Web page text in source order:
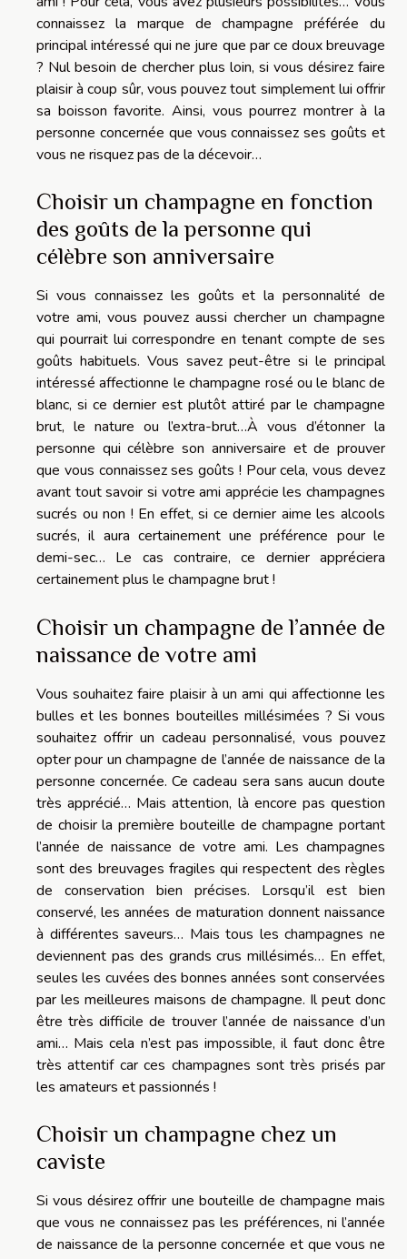
connaissez la marque de champagne préférée du
principal intéressé qui ne jure que par ce doux breuvage
? Nul besoin de chercher plus loin, si vous désirez faire
plaisir à coup sûr, vous pouvez tout simplement lui offrir
sa boisson favorite. Ainsi, vous pourrez montrer à la
personne concernée que vous connaissez ses goûts et
vous ne risquez pas de la décevoir…
Choisir un champagne en fonction
des goûts de la personne qui
célèbre son anniversaire
Si vous connaissez les goûts et la personnalité de
votre ami, vous pouvez aussi chercher un champagne
qui pourrait lui correspondre en tenant compte de ses
goûts habituels. Vous savez peut-être si le principal
intéressé affectionne le champagne rosé ou le blanc de
blanc, si ce dernier est plutôt attiré par le champagne
brut, le nature ou l’extra-brut…À vous d’étonner la
personne qui célèbre son anniversaire et de prouver
que vous connaissez ses goûts ! Pour cela, vous devez
avant tout savoir si votre ami apprécie les champagnes
sucrés ou non ! En effet, si ce dernier aime les alcools
sucrés, il aura certainement une préférence pour le
demi-sec… Le cas contraire, ce dernier appréciera
certainement plus le champagne brut !
Choisir un champagne de l’année de
naissance de votre ami
Vous souhaitez faire plaisir à un ami qui affectionne les
bulles et les bonnes bouteilles millésimées ? Si vous
souhaitez offrir un cadeau personnalisé, vous pouvez
opter pour un champagne de l’année de naissance de la
personne concernée. Ce cadeau sera sans aucun doute
très apprécié… Mais attention, là encore pas question
de choisir la première bouteille de champagne portant
l’année de naissance de votre ami. Les champagnes
sont des breuvages fragiles qui respectent des règles
de conservation bien précises. Lorsqu’il est bien
conservé, les années de maturation donnent naissance
à différentes saveurs… Mais tous les champagnes ne
deviennent pas des grands crus millésimés… En effet,
seules les cuvées des bonnes années sont conservées
par les meilleures maisons de champagne. Il peut donc
être très difficile de trouver l’année de naissance d’un
ami… Mais cela n’est pas impossible, il faut donc être
très attentif car ces champagnes sont très prisés par
les amateurs et passionnés !
Choisir un champagne chez un
caviste
Si vous désirez offrir une bouteille de champagne mais
que vous ne connaissez pas les préférences, ni l’année
de naissance de la personne concernée et que vous ne